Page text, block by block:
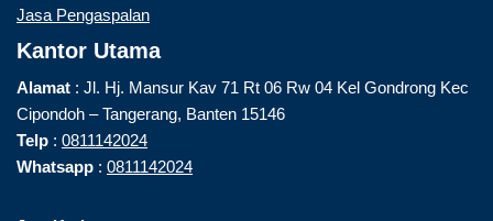
Jasa Pengaspalan
Kantor Utama
Alamat : Jl. Hj. Mansur Kav 71 Rt 06 Rw 04 Kel Gondrong Kec
Cipondoh – Tangerang, Banten 15146
Telp : 0811142024
Whatsapp : 0811142024